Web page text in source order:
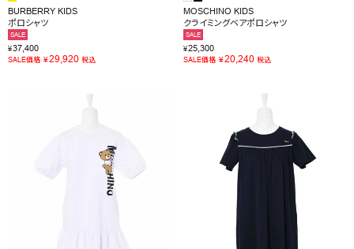
BURBERRY KIDS
ポロシャツ
SALE
¥37,400
SALE価格 ¥29,920 税込
MOSCHINO KIDS
クライミングベアポロシャツ
SALE
¥25,300
SALE価格 ¥20,240 税込